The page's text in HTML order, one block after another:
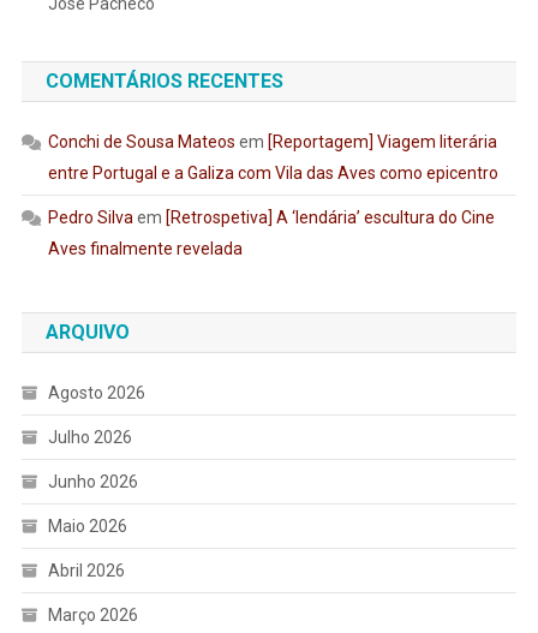
COMENTÁRIOS RECENTES
Conchi de Sousa Mateos em [Reportagem] Viagem literária
entre Portugal e a Galiza com Vila das Aves como epicentro
Pedro Silva em [Retrospetiva] A ‘lendária’ escultura do Cine
Aves finalmente revelada
ARQUIVO
Agosto 2026
Julho 2026
Junho 2026
Maio 2026
Abril 2026
Março 2026